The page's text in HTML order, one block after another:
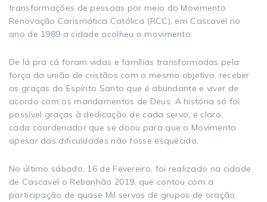
transformações de pessoas por meio do Movimento
Renovação Carismática Católica (RCC), em Cascavel no
ano de 1989 a cidade acolheu o movimento.
De lá pra cá foram vidas e famílias transformadas pela
força da união de cristãos com o mesmo objetivo, receber
as graças do Espírito Santo que é abundante e viver de
acordo com os mandamentos de Deus. A história só foi
possível graças à dedicação de cada servo, e claro,
cada coordenador que se doou para que o Movimento
apesar das dificuldades não fosse esquecido.
No último sábado, 16 de Fevereiro, foi realizado na cidade
de Cascavel o Rebanhão 2019, que contou com a
participação de quase Mil servos de grupos de oração